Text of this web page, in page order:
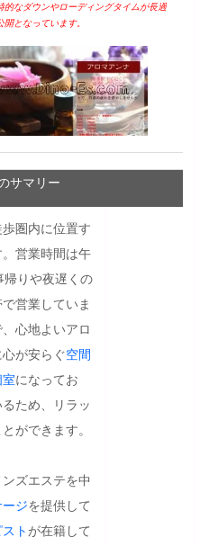
的なダウンやローディングタイムが長過
開となっています。
サマリー
圏内に位置す
営業時間は午
帰りや夜遅くの
営業していま
心地よいアロ
が安らぐ空間
になってお
ため、リラッ
ができます。
ズエステを中
ジを提供して
ト が在籍して